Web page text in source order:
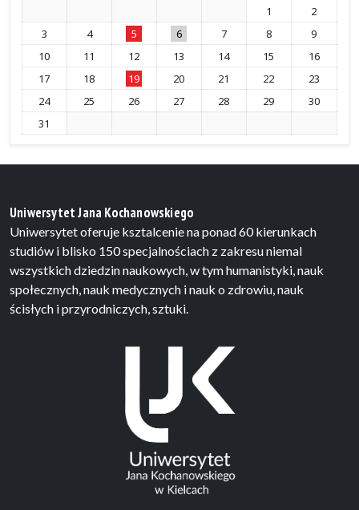
1
2
3
4 5 6 7 8
9
10
11 12 13 14 15
16
17
18 19 20 21 22
23
24
25 26 27 28 29
30
31
Uniwersytet Jana Kochanowskiego
Uniwersytet oferuje ksztalcenie na ponad 60 kierunkach
studiów i blisko 150 specjalnościach z zakresu niemal
wszystkich dziedzin naukowych, w tym humanistyki, nauk
społecznych, nauk medycznych i nauk o zdrowiu, nauk
ścisłych i przyrodniczych, sztuki.